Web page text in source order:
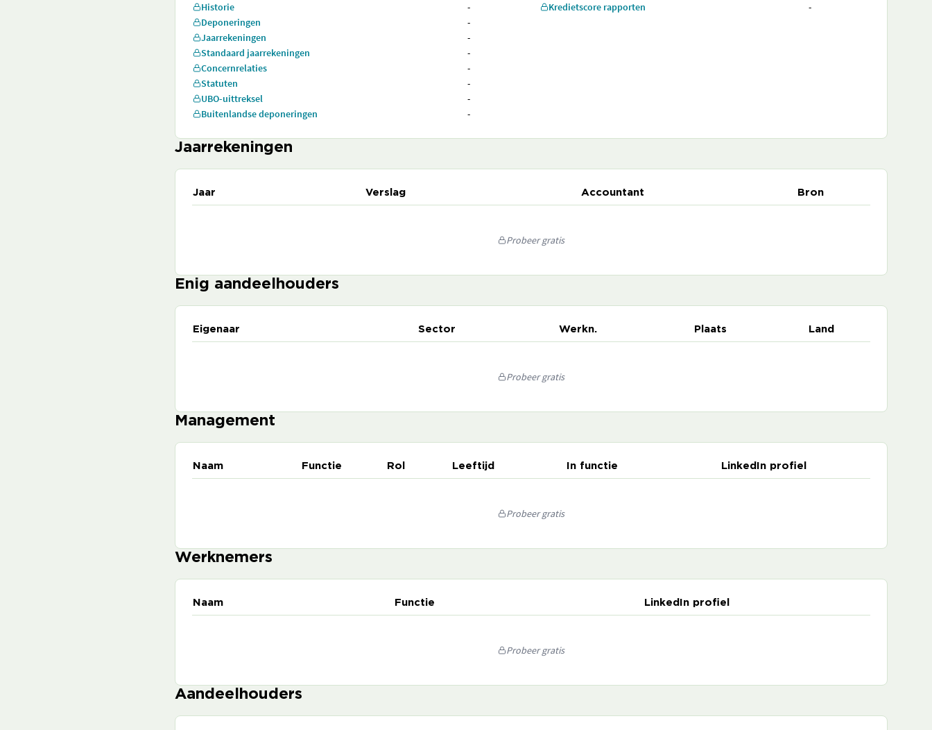
Historie
-
Deponeringen
-
Jaarrekeningen
-
Standaard jaarrekeningen
-
Concernrelaties
-
Statuten
-
UBO-uittreksel
-
Buitenlandse deponeringen
-
Kredietscore rapporten
-
Jaarrekeningen
Jaar Verslag Accountant Bron
Probeer gratis
Enig aandeelhouders
Eigenaar Sector Werkn. Plaats Land
Probeer gratis
Management
Naam Functie Rol Leeftijd In functie LinkedIn profiel
Probeer gratis
Werknemers
Naam Functie LinkedIn profiel
Probeer gratis
Aandeelhouders